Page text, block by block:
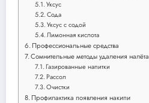
Уксус
Сода
Уксус с содой
Лимонная кислота
Профессиональные средства
Сомнительные методы удаления налёта
Газированные напитки
Рассол
Очистки
Профилактика появления накипи